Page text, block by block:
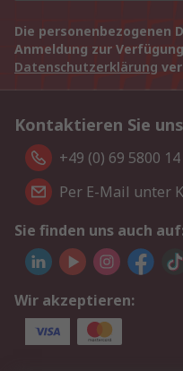
Die personenbezogenen
Anmeldung zur
Datenschutzerklärung
Kontaktieren Sie
+49 (0) 69 5800
Per E-Mail unter
Sie finden uns auch
Wir akzeptieren: